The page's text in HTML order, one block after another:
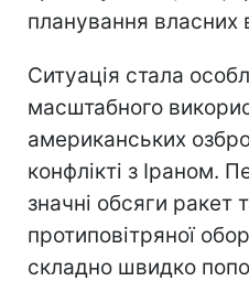
планування власних
Ситуація стала
масштабного
американських
конфлікті з Іраном.
значні обсяги ракет
протиповітряної
складно швидко